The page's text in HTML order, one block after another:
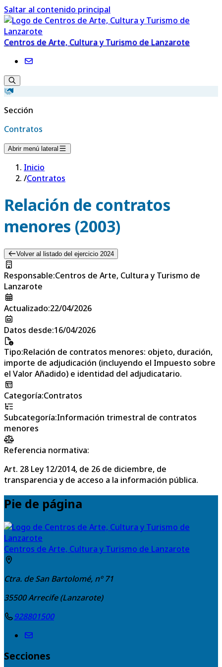
Saltar al contenido principal
Centros de Arte, Cultura y Turismo de Lanzarote
Sección
Contratos
Abrir menú lateral
Inicio
/Contratos
Relación de contratos
menores (2003)
Volver al listado del ejercicio 2024
Responsable:Centros de Arte, Cultura y Turismo de
Lanzarote
Actualizado:22/04/2026
Datos desde:16/04/2026
Tipo:Relación de contratos menores: objeto, duración,
importe de adjudicación (incluyendo el Impuesto sobre
el Valor Añadido) e identidad del adjudicatario.
Categoría:Contratos
Subcategoría:Información trimestral de contratos
menores
Referencia normativa:
Art. 28 Ley 12/2014, de 26 de diciembre, de
transparencia y de acceso a la información pública.
Pie de página
Centros de Arte, Cultura y Turismo de Lanzarote
Ctra. de San Bartolomé, nº 71
35500Arrecife (Lanzarote)
928801500
Secciones